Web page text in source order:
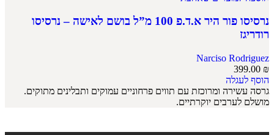
נרסיסו פור היר א.ד.פ 100 מ”ל בושם לאישה – נרסיסו
רודריגז
Narciso Rodriguez
399.00 ₪
הוסף לעגלה
גרסה עשירה ומרוכזת עם תווים פרחוניים עמוקים ותבלינים מתוקים.
מושלם לערבים יוקרתיים.